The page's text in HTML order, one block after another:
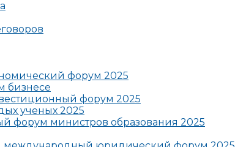
форум 2025
бизнесе
форум 2025
ученых 2025
форум министров образования 2025